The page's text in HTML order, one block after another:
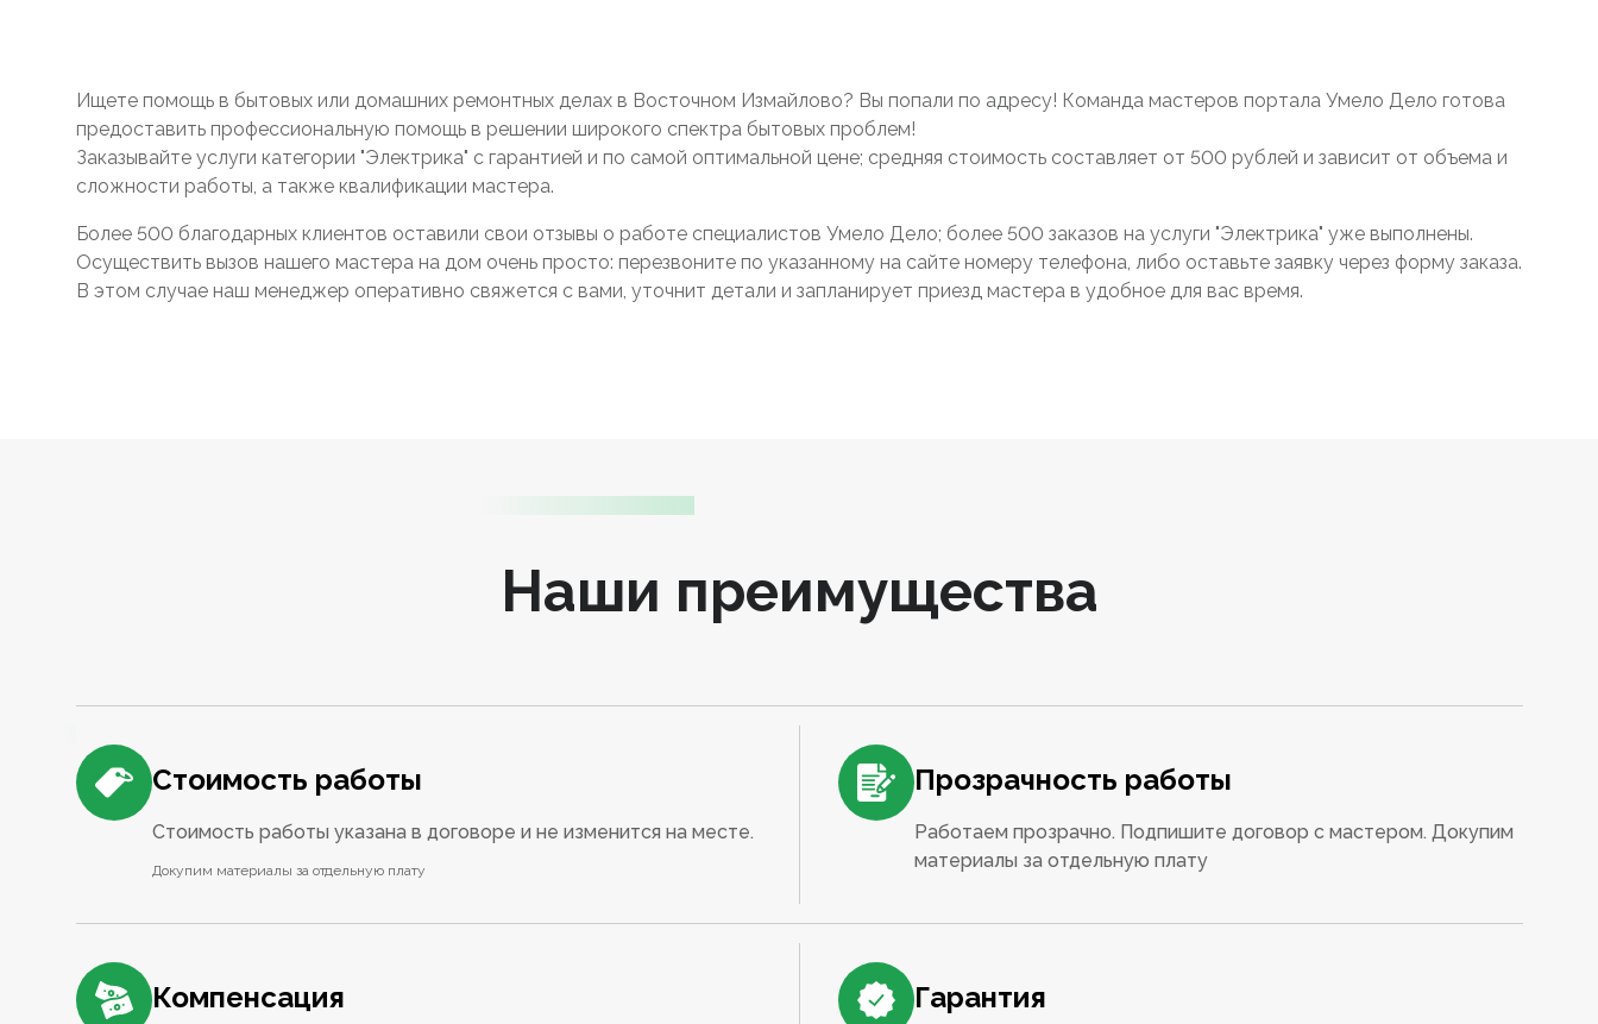
Ищете помощь в бытовых или домашних ремонтных делах в Восточном Измайлово? Вы попали по адресу! Команда мастеров портала Умело Дело готова
предоставить профессиональную помощь в решении широкого спектра бытовых проблем!
Заказывайте услуги категории "Электрика" с гарантией и по самой оптимальной цене; средняя стоимость составляет от 500 рублей и зависит от объема и
сложности работы, а также квалификации мастера.
Более 500 благодарных клиентов оставили свои отзывы о работе специалистов Умело Дело; более 500 заказов на услуги "Электрика" уже выполнены.
Осуществить вызов нашего мастера на дом очень просто: перезвоните по указанному на сайте номеру телефона, либо оставьте заявку через форму заказа.
В этом случае наш менеджер оперативно свяжется с вами, уточнит детали и запланирует приезд мастера в удобное для вас время.
Наши преимущества
Стоимость работы
Стоимость работы указана в договоре и не изменится на месте.
Докупим материалы за отдельную плату
Прозрачность работы
Работаем прозрачно. Подпишите договор с мастером. Докупим
материалы за отдельную плату
Компенсация Гарантия